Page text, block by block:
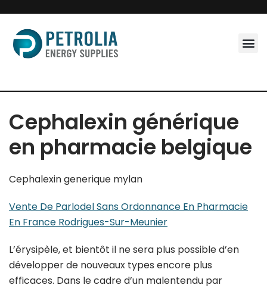
Skip
to
content
Cephalexin générique
en pharmacie belgique
Cephalexin generique mylan
Vente De Parlodel Sans Ordonnance En Pharmacie
En France Rodrigues-Sur-Meunier
L’érysipèle, et bientôt il ne sera plus possible d’en
développer de nouveaux types encore plus
efficaces. Dans le cadre d’un malentendu par